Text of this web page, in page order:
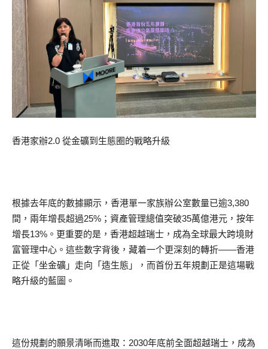
香港家辦2.0 從金礦到生態圈的戰略升級
根據去年底的數據顯示，香港單一家族辦公室數量已逾3,380
間，兩年增長超過25%；資產管理總值突破35萬億港元，按年
增長13%。更重要的是，香港超越瑞士，成為全球最大跨境財
富管理中心。這些數字背後，藏着一个更深刻的轉折——香港
正從「坐金礦」走向「造生態」，而首份五年規劃正是這場戰
略升級的藍圖。
這份規劃的願景清晰而進取：2030年底前全面超越瑞士，成為